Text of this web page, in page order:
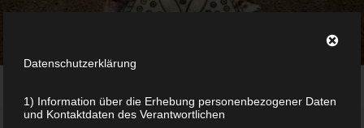
Zum
Datenschutzerklärung
1) Information über die Erhebung personenbezogener Daten
und Kontaktdaten des Verantwortlichen